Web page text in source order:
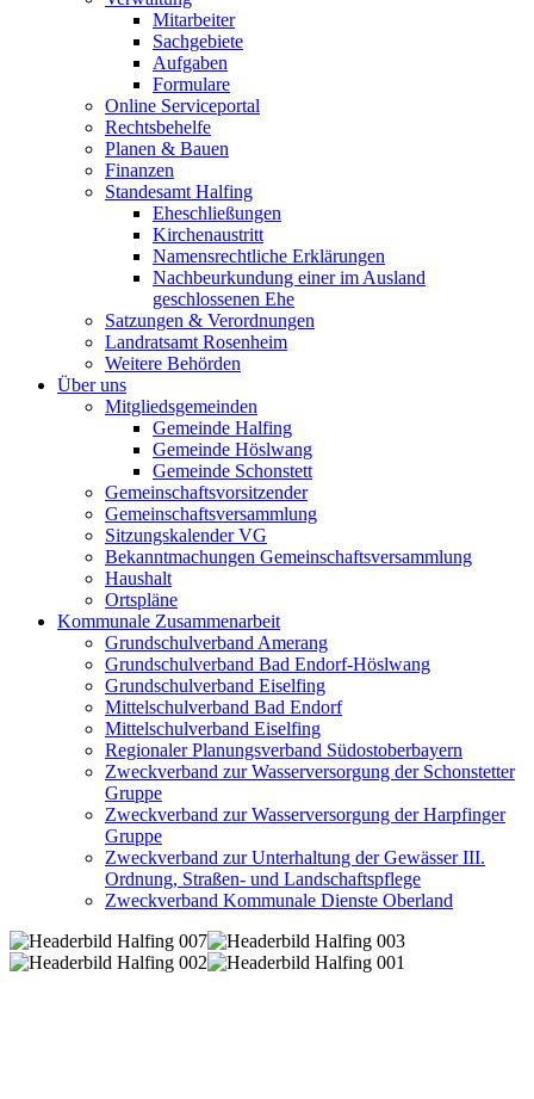
Mitarbeiter
Sachgebiete
Aufgaben
Formulare
Online Serviceportal
Rechtsbehelfe
Planen & Bauen
Finanzen
Standesamt Halfing
Eheschließungen
Kirchenaustritt
Namensrechtliche Erklärungen
Nachbeurkundung einer im Ausland
geschlossenen Ehe
Satzungen & Verordnungen
Landratsamt Rosenheim
Weitere Behörden
Über uns
Mitgliedsgemeinden
Gemeinde Halfing
Gemeinde Höslwang
Gemeinde Schonstett
Gemeinschaftsvorsitzender
Gemeinschaftsversammlung
Sitzungskalender VG
Bekanntmachungen Gemeinschaftsversammlung
Haushalt
Ortspläne
Kommunale Zusammenarbeit
Grundschulverband Amerang
Grundschulverband Bad Endorf-Höslwang
Grundschulverband Eiselfing
Mittelschulverband Bad Endorf
Mittelschulverband Eiselfing
Regionaler Planungsverband Südostoberbayern
Zweckverband zur Wasserversorgung der Schonstetter
Gruppe
Zweckverband zur Wasserversorgung der Harpfinger
Gruppe
Zweckverband zur Unterhaltung der Gewässer III.
Ordnung, Straßen- und Landschaftspflege
Zweckverband Kommunale Dienste Oberland